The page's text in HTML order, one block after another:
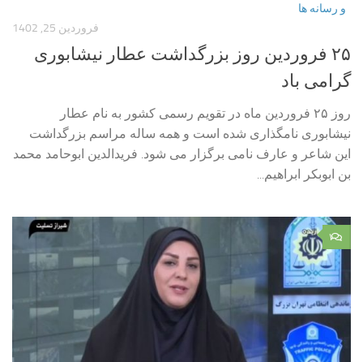
و رسانه ها
فروردین 25, 1402
۲۵ فروردین روز بزرگداشت عطار نیشابوری
گرامی باد
روز ۲۵ فروردین ماه در تقویم رسمی کشور به نام عطار
نیشابوری نامگذاری شده است و همه ساله مراسم بزرگداشت
این شاعر و عارف نامی برگزار می شود. فریدالدین ابوحامد محمد
بن ابوبکر ابراهیم...
۱